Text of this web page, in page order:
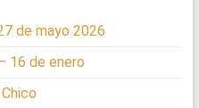
de mayo 2026
16 de enero